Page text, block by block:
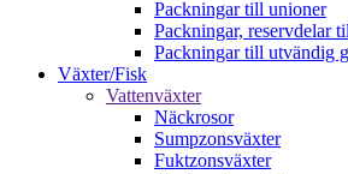
Packningar till unioner
Packningar, reservdelar
Packningar till utvändig
Växter/Fisk
Vattenväxter
Näckrosor
Sumpzonsväxter
Fuktzonsväxter